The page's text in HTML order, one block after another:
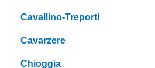
Cavallino-Treporti
Cavarzere
Chioggia